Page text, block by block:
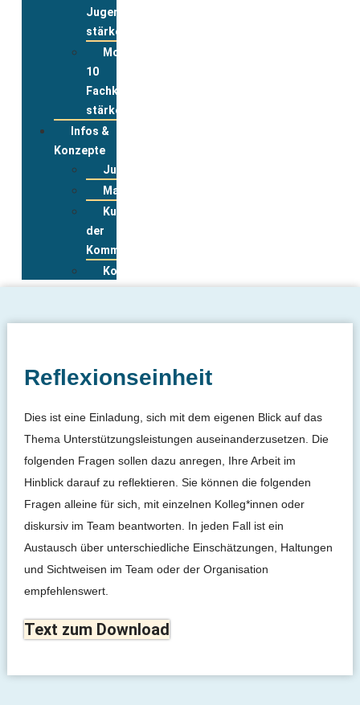
Jugend
stärken
Modul
10
Fachkräfte
stärken
Infos &
Konzepte
Jugendwohnkonzepte
Materialpool
Kurzportraits
der
Kommunen
Kontakt
Reflexionseinheit
Dies ist eine Einladung, sich mit dem eigenen Blick auf das
Thema Unterstützungsleistungen auseinanderzusetzen. Die
folgenden Fragen sollen dazu anregen, Ihre Arbeit im
Hinblick darauf zu reflektieren. Sie können die folgenden
Fragen alleine für sich, mit einzelnen Kolleg*innen oder
diskursiv im Team beantworten. In jeden Fall ist ein
Austausch über unterschiedliche Einschätzungen, Haltungen
und Sichtweisen im Team oder der Organisation
empfehlenswert.
Text zum Download